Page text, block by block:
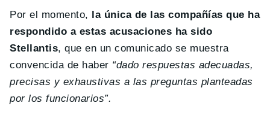
Por el momento,
la única de las compañías que ha
respondido a estas acusaciones ha sido
Stellantis, que en un comunicado se muestra
convencida de haber “dado respuestas adecuadas,
precisas y exhaustivas a las preguntas planteadas
por los funcionarios”.